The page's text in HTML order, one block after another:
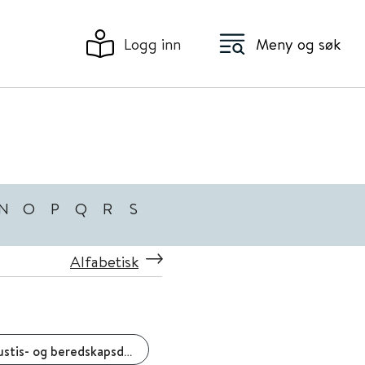
Logg inn Meny og søk
O P Q R S
Alfabetisk
Justis- og beredskapsdepartementet